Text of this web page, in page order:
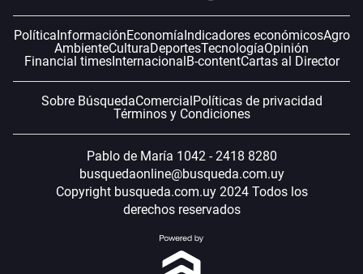
Política InformaciónEconomía Indicadores económicosAgro
AmbienteCulturaDeportesTecnologíaOpinión
Financial timesInternacional B-contentCartas al Director
Sobre BúsquedaComercial Políticas de privacidad
Términos y Condiciones
Pablo de María 1042 - 2418 8280
busquedaonline@busqueda.com.uy
Copyright busqueda.com.uy 2024 Todos los
derechos reservados